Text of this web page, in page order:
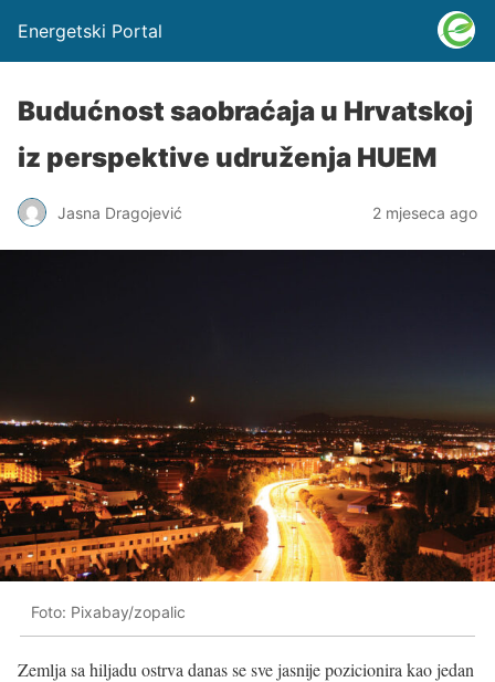
Energetski Portal
Budućnost saobraćaja u Hrvatskoj
iz perspektive udruženja HUEM
Jasna Dragojević 2 mjeseca ago
Foto: Pixabay/zopalic
Zemlja sa hiljadu ostrva danas se sve jasnije pozicionira kao jedan